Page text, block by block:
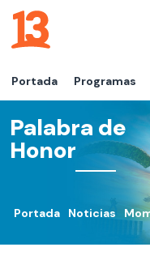
Portada Programas
Palabra de
Honor
Portada Noticias